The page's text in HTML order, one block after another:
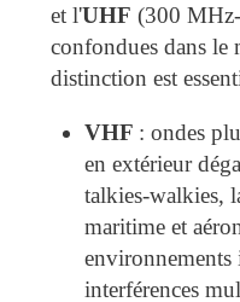
et l'UHF (300
confondues dans le
distinction est
VHF : ondes
en extérieur
talkies-walkies,
maritime et
environnements
interférences